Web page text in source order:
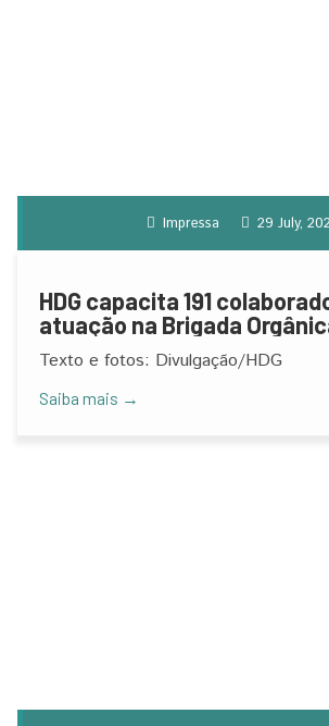
Impressa 29 July,
HDG capacita 191
atuação na Brigada
Incêndio
Texto e fotos: Divulgação/HDG
Saiba mais →